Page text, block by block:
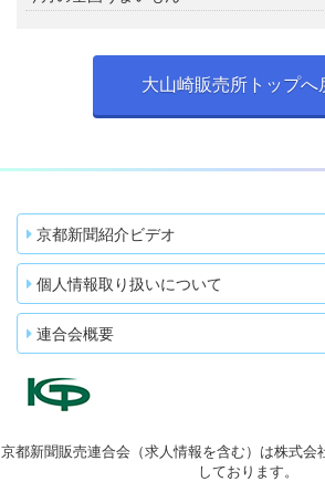
大山崎販売所トップへ
京都新聞紹介ビデオ
個人情報取り扱いについて
連合会概要
京都新聞販売連合会（求人情報を含む）は株式会
しております。